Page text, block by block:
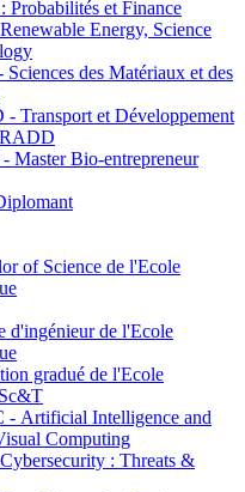
Probabilités et Finance
Energy, Science
des Matériaux et des
Transport et Développement
Master Bio-entrepreneur
of Science de l'Ecole
d'ingénieur de l'Ecole
gradué de l'Ecole
Artificial Intelligence and
Computing
: Threats &